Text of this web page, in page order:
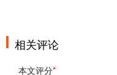
相关评论
本文评分*